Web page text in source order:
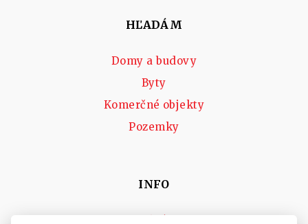
HĽADÁM
Domy a budovy
Byty
Komerčné objekty
Pozemky
INFO